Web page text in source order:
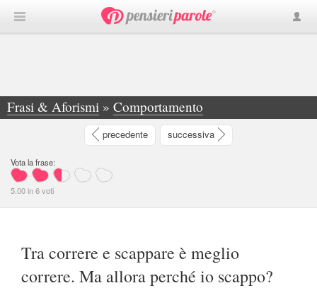
Frasi & Aforismi » Comportamento
»Tra correre e scappare è meglio correre. Ma... - Stefano Baldi
precedente successiva
Vota la frase:
5.00in6voti
Tra correre e scappare è meglio
correre. Ma allora perché io scappo?